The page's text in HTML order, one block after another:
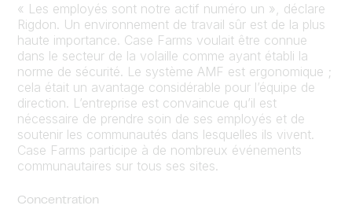
« Les employés sont notre actif numéro un », déclare
Rigdon. Un environnement de travail sûr est de la plus
haute importance. Case Farms voulait être connue
dans le secteur de la volaille comme ayant établi la
norme de sécurité. Le système AMF est ergonomique ;
cela était un avantage considérable pour l’équipe de
direction. L’entreprise est convaincue qu’il est
nécessaire de prendre soin de ses employés et de
soutenir les communautés dans lesquelles ils vivent.
Case Farms participe à de nombreux événements
communautaires sur tous ses sites.
Concentration